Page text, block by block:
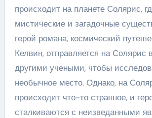
происходит на планете Солярис,
мистические и загадочные
герой романа, космический
Келвин, отправляется на Солярис
другими учеными, чтобы
необычное место. Однако, на
происходит что-то странное, и
сталкиваются с неизведанными